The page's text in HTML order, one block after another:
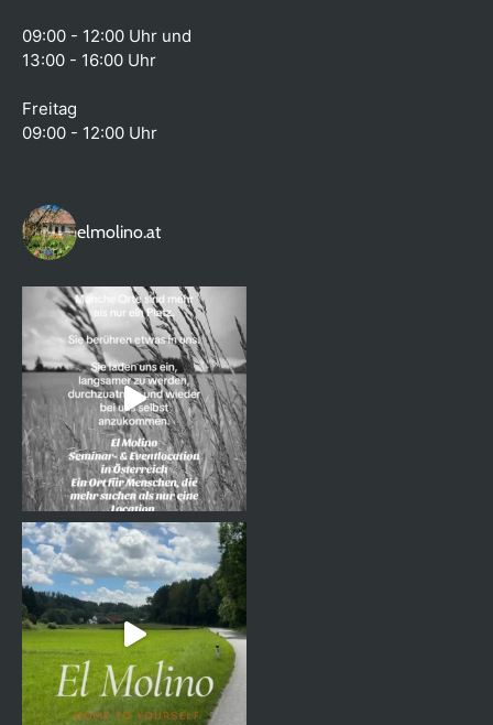
09:00 - 12:00 Uhr und
13:00 - 16:00 Uhr
Freitag
09:00 - 12:00 Uhr
elmolino.at